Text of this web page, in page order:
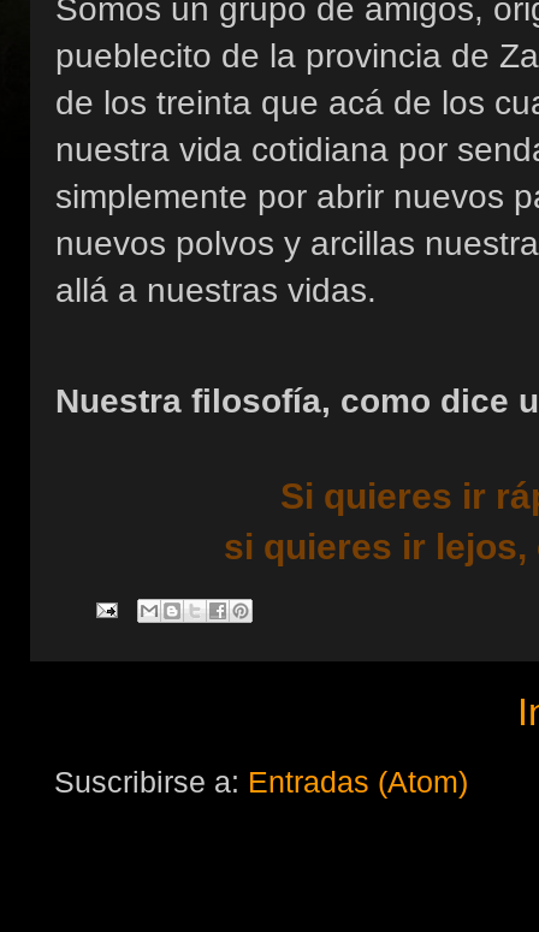
Somos un grupo de amigos,
pueblecito de la provincia de
de los treinta que acá de los
nuestra vida cotidiana por
simplemente por abrir nuevos
nuevos polvos y arcillas
allá a nuestras vidas.
Nuestra filosofía, como dice
Si quieres ir
si quieres ir lejos,
Suscribirse a: Entradas (Atom)